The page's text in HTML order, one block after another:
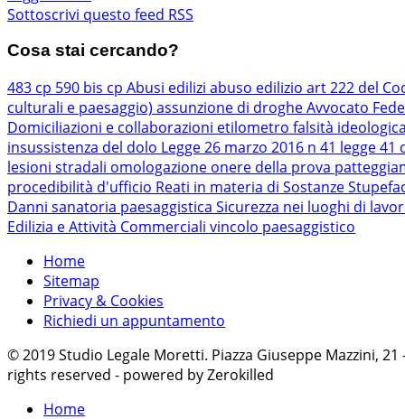
Sottoscrivi questo feed RSS
Cosa stai cercando?
483 cp 590 bis cp Abusi edilizi abuso edilizio art 222 del
culturali e paesaggio) assunzione di drogheAvvocato
Domiciliazioni e collaborazioni etilometro falsità
insussistenza del dolo Legge 26 marzo 2016 n 41 legge 41
lesioni stradali omologazione onere della prova
procedibilità d'ufficio Reati in materia di Sostanze
Danni sanatoria paesaggistica Sicurezza nei luoghi di
Edilizia e Attività Commerciali vincolo paesaggistico
Home
Sitemap
Privacy & Cookies
Richiedi un appuntamento
© 2019 Studio Legale Moretti. Piazza Giuseppe Mazzini, 21
rights reserved - powered by Zerokilled
Home